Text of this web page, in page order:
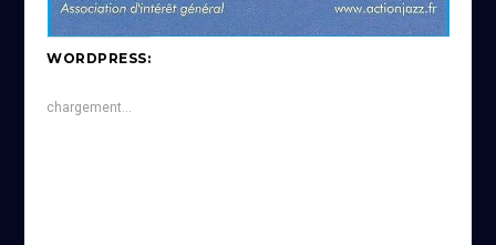
WORDPRESS:
chargement…